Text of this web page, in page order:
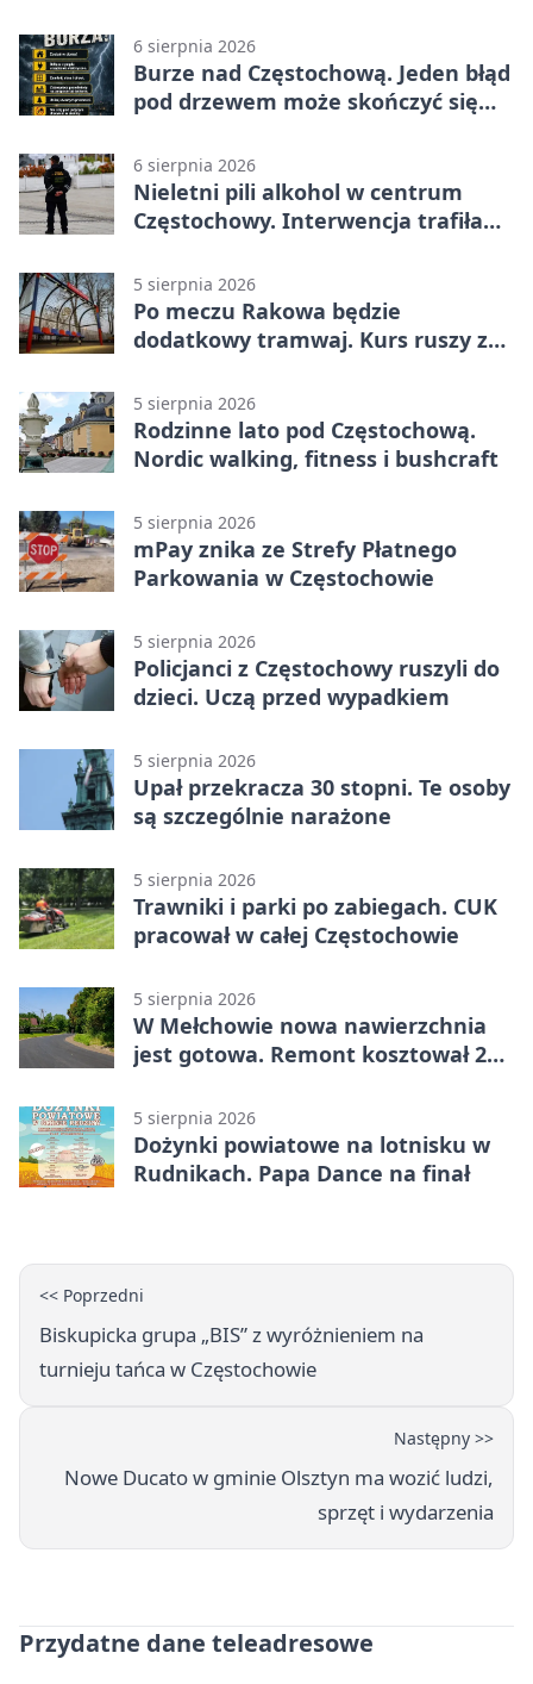
6 sierpnia 2026
Burze nad Częstochową. Jeden błąd
pod drzewem może skończyć się
6 sierpnia 2026
Nieletni pili alkohol w centrum
Częstochowy. Interwencja trafiła
5 sierpnia 2026
Po meczu Rakowa będzie
dodatkowy tramwaj. Kurs ruszy ze
5 sierpnia 2026
Rodzinne lato pod Częstochową.
Nordic walking, fitness i bushcraft
5 sierpnia 2026
mPay znika ze Strefy Płatnego
Parkowania w Częstochowie
5 sierpnia 2026
Policjanci z Częstochowy ruszyli do
dzieci. Uczą przed wypadkiem
5 sierpnia 2026
Upał przekracza 30 stopni. Te osoby
są szczególnie narażone
5 sierpnia 2026
Trawniki i parki po zabiegach. CUK
pracował w całej Częstochowie
5 sierpnia 2026
W Mełchowie nowa nawierzchnia
jest gotowa. Remont kosztował 222
5 sierpnia 2026
Dożynki powiatowe na lotnisku w
Rudnikach. Papa Dance na finał
<< Poprzedni
Biskupicka grupa „BIS” z wyróżnieniem na
turnieju tańca w Częstochowie
Następny >>
Nowe Ducato w gminie Olsztyn ma wozić ludzi,
sprzęt i wydarzenia
Przydatne dane teleadresowe